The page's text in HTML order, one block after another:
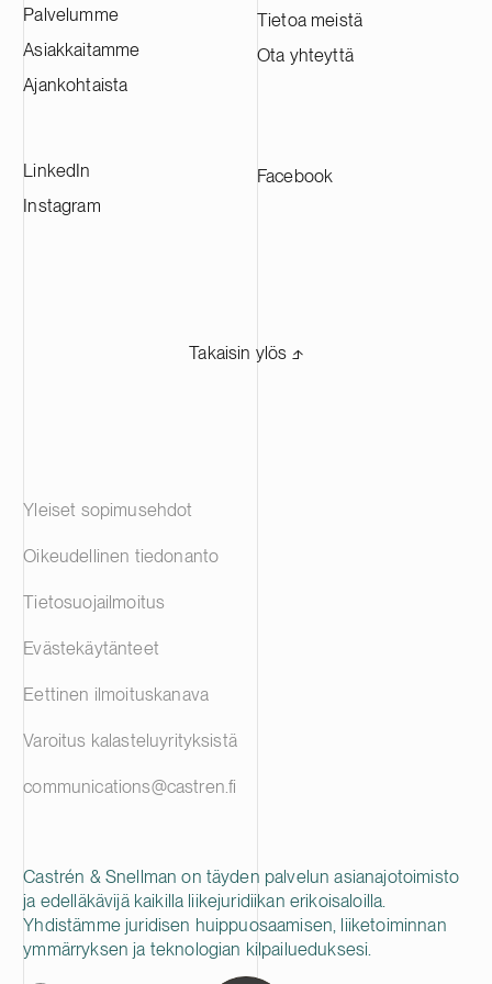
Palvelumme
Asiakkaitamme
Ajankohtaista
Tietoa meistä
Ota yhteyttä
LinkedIn
Instagram
Facebook
Takaisin ylös ⬏
Castrén & Snellman on täyden palvelun asianajotoimisto
ja edelläkävijä kaikilla liikejuridiikan erikoisaloilla.
Yhdistämme juridisen huippuosaamisen, liiketoiminnan
ymmärryksen ja teknologian kilpailueduksesi.
Yleiset sopimusehdot
Oikeudellinen tiedonanto
Tietosuojailmoitus
Evästekäytänteet
Eettinen ilmoituskanava
Varoitus kalasteluyrityksistä
communications@castren.fi